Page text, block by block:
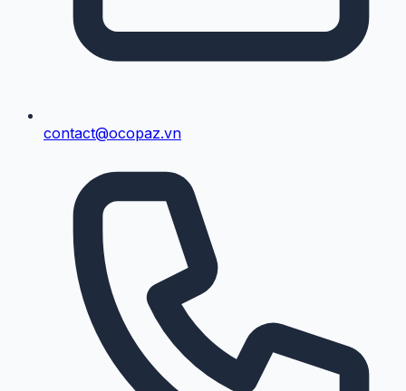
contact@ocopaz.vn